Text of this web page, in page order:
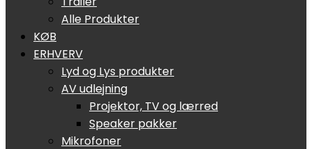
Alle Produkter
KØB
ERHVERV
Lyd og Lys produkter
AV udlejning
Projektor, TV og lærred
Speaker pakker
Mikrofoner